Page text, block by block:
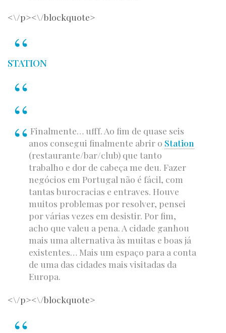
<\/p><\/blockquote>
STATION
Finalmente… ufff. Ao fim de quase seis
anos consegui finalmente abrir o Station
(restaurante/bar/club) que tanto
trabalho e dor de cabeça me deu. Fazer
negócios em Portugal não é fácil, com
tantas burocracias e entraves. Houve
muitos problemas por resolver, pensei
por várias vezes em desistir. Por fim,
acho que valeu a pena. A cidade ganhou
mais uma alternativa às muitas e boas já
existentes… Mais um espaço para a conta
de uma das cidades mais visitadas da
Europa.
<\/p><\/blockquote>